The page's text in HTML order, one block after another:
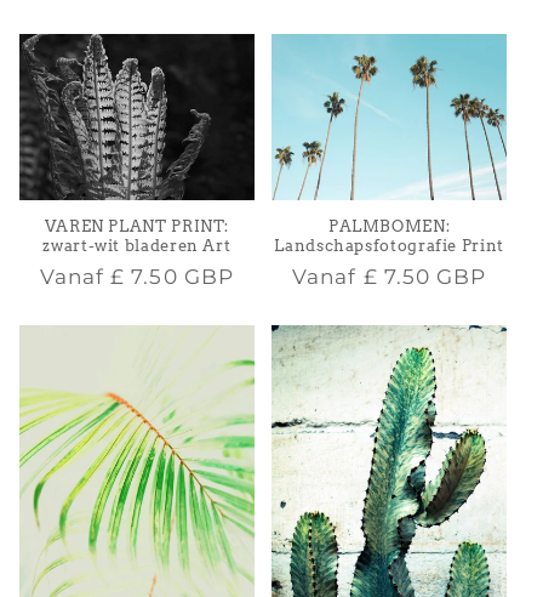
VAREN PLANT PRINT:
zwart-wit bladeren Art
Normale
Vanaf£ 7.50 GBP
PALMBOMEN:
Landschapsfotografie Print
Normale
Vanaf £ 7.50 GBP